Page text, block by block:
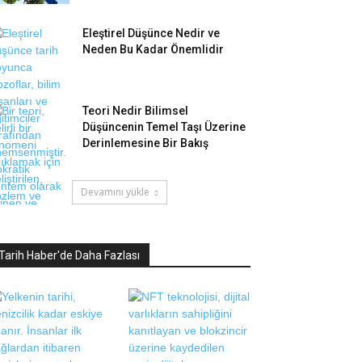
Eleştirel Düşünce Nedir ve
Neden Bu Kadar Önemlidir
Teori Nedir Bilimsel
Düşüncenin Temel Taşı Üzerine
Derinlemesine Bir Bakış
Devamını yükle
Haber'de Daha Fazlası